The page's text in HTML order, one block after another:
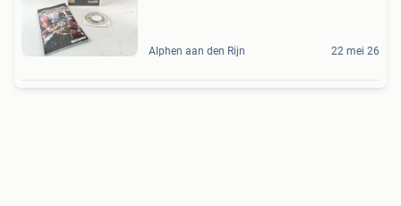
Alphen aan den Rijn 22 mei 26